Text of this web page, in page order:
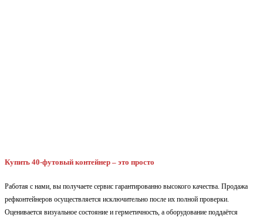
Купить 40-футовый контейнер – это просто
Работая с нами, вы получаете сервис гарантированно высокого качества. Продажа
рефконтейнеров осуществляется исключительно после их полной проверки.
Оценивается визуальное состояние и герметичность, а оборудование поддаётся